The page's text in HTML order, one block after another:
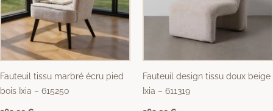
Fauteuil tissu marbré écru pied
bois Ixia – 615250
Fauteuil design tissu doux beige
Ixia – 611319